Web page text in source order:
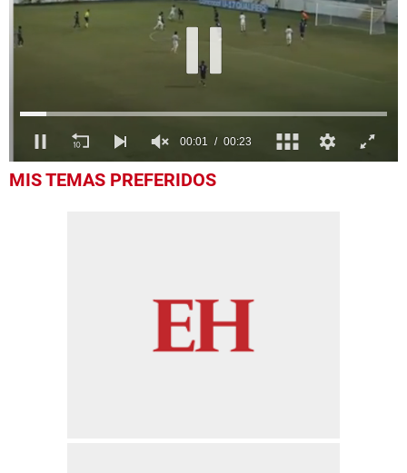
seconds
MIS TEMAS PREFERIDOS